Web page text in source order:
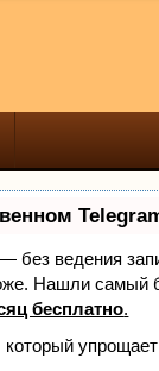
без ведения
Нашли
бесплатно.